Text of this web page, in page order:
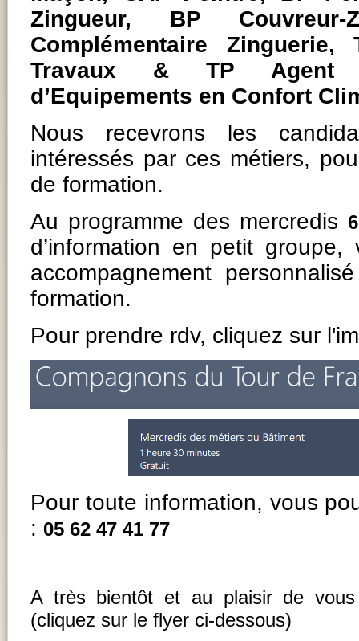
Zingueur, BP Couvreur-
Complémentaire
Travaux & TP Agent
d’Equipements en Confort
Nous recevrons les
intéressés par ces métiers,
de formation.
Au programme des mercredis
d’information en petit
accompagnement
formation.
Pour prendre rdv, cliquez sur
Pour toute information, vous
: 05 62 47 41 77
A très bientôt et au plaisir de
(cliquez sur le flyer ci-dessous)